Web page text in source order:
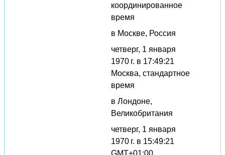
координированное
время
в Москве, Россия
четверг, 1 января
1970 г. в 17:49:21
Москва, стандартное
время
в Лондоне,
Великобритания
четверг, 1 января
1970 г. в 15:49:21
GMT+01:00